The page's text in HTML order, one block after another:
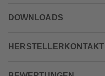
DOWNLOADS
HERSTELLERKONTAKT